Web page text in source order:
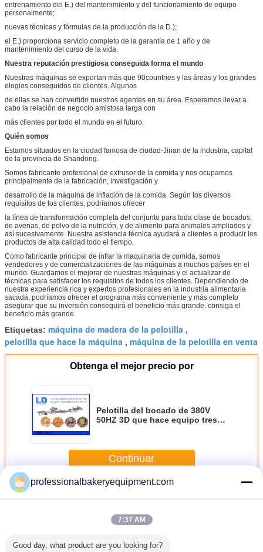
entrenamiento del E.) del mantenimiento y del funcionamiento de equipo
personalmente;
nuevas técnicas y fórmulas de la producción de la D.);
el E.) proporciona servicio completo de la garantía de 1 año y de
mantenimiento del curso de la vida.
Nuestra reputación prestigiosa conseguida forma el mundo
Nuestras máquinas se exportan más que 90countries y las áreas y los grandes
elogios conseguidos de clientes. Algunos
de ellas se han convertido nuestros agentes en su área. Esperamos llevar a
cabo la relación de negocio amistosa larga con
más clientes por todo el mundo en el futuro.
Quién somos
Estamos situados en la ciudad famosa de ciudad-Jinan de la industria, capital
de la provincia de Shandong.
Somos fabricante profesional de extrusor de la comida y nos ocupamos
principalmente de la fabricación, investigación y
desarrollo de la máquina de inflación de la comida. Según los diversos
requisitos de los clientes, podríamos ofrecer
la línea de transformación completa del conjunto para toda clase de bocados,
de avenas, de polvo de la nutrición, y de alimento para animales ampliados y
así sucesivamente. Nuestra asistencia técnica ayudará a clientes a producir los
productos de alta calidad todo el tiempo.
Como fabricante principal de inflar la maquinaria de comida, somos
vendedores y de comercializaciones de las máquinas a muchos países en el
mundo. Guardamos el mejorar de nuestras máquinas y el actualizar de
técnicas para satisfacer los requisitos de todos los clientes. Dependiendo de
nuestra experiencia rica y expertos profesionales en la industria alimentaria
sacada, podríamos ofrecer el programa más conveniente y más completo
asegurar que su inversión conseguirá el beneficio más grande. consiga el
beneficio más grande.
Etiquetas: máquina de madera de la pelotilla ,
pelotilla que hace la máquina , máquina de la pelotilla en venta
Obtenga el mejor precio por
Pelotilla del bocado de 380V
50HZ 3D que hace equipo tres
Continuar
MásMaquinaria de la pelotilla del bocado 3D
professionalbakeryequipment.com
7:37 AM
Good day, what product are you looking for?